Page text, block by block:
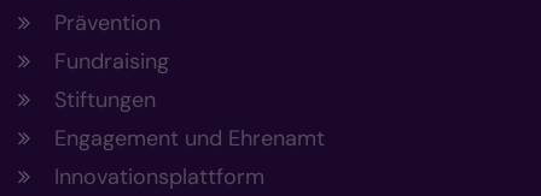
Prävention
Fundraising
Stiftungen
Engagement und Ehrenamt
Innovationsplattform